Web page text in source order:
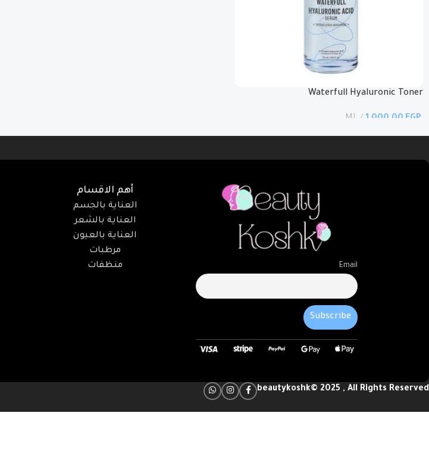
Waterfull Hyaluronic Toner
EGP
إضافة إلى السلة
Email
أهم الاقسام
العناية بالجسم
العناية بالشعر
العناية بالعيون
مرطبات
منظفات
beautykoshk© 2025 , All Rights Reserved